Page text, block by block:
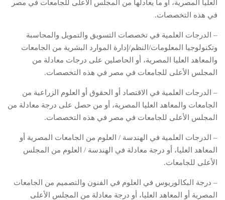
العليا المصرية، أو ما يعادلها من المجلس الأعلى للجامعات في مصر
في هذه التخصصات.
– الدرجات العلمية في تخصصات التسويق والتمويل والمحاسبة
وتكنولوجيا المعلومات/النظم/إدارة الموارد البشرية من الجامعات
والمعاهد العليا المصرية، أو الحاصلين على درجات معادلة من
المجلس الأعلى للجامعات في مصر في هذه التخصصات.
– الدرجات العلمية في الاقتصاد أو الحقوق أو العلوم الزراعية من
الجامعات والمعاهد العليا المصرية، أو من حصل على درجة معادلة من
المجلس الأعلى للجامعات في مصر في هذه التخصصات.
– الدرجات العلمية في الهندسة / العلوم من الجامعات المصرية أو
المعاهد العليا، أو درجة معادلة في الهندسة / العلوم من المجلس
الأعلى للجامعات.
– درجة البكالوريوس في العلوم في الفنون والتصميم من الجامعات
المصرية أو المعاهد العليا، أو درجة معادلة من المجلس الأعلى